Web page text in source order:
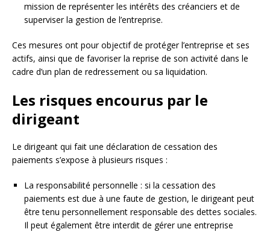
mission de représenter les intérêts des créanciers et de
superviser la gestion de l’entreprise.
Ces mesures ont pour objectif de protéger l’entreprise et ses
actifs, ainsi que de favoriser la reprise de son activité dans le
cadre d’un plan de redressement ou sa liquidation.
Les risques encourus par le
dirigeant
Le dirigeant qui fait une déclaration de cessation des
paiements s’expose à plusieurs risques :
La responsabilité personnelle : si la cessation des
paiements est due à une faute de gestion, le dirigeant peut
être tenu personnellement responsable des dettes sociales.
Il peut également être interdit de gérer une entreprise